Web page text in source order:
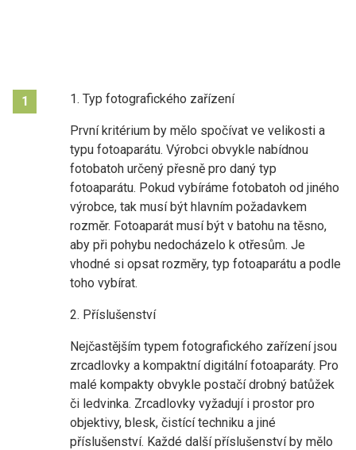
1 1. Typ fotografického zařízení
První kritérium by mělo spočívat ve velikosti a
typu fotoaparátu. Výrobci obvykle nabídnou
fotobatoh určený přesně pro daný typ
fotoaparátu. Pokud vybíráme fotobatoh od jiného
výrobce, tak musí být hlavním požadavkem
rozměr. Fotoaparát musí být v batohu na těsno,
aby při pohybu nedocházelo k otřesům. Je
vhodné si opsat rozměry, typ fotoaparátu a podle
toho vybírat.
2. Příslušenství
Nejčastějším typem fotografického zařízení jsou
zrcadlovky a kompaktní digitální fotoaparáty. Pro
malé kompakty obvykle postačí drobný batůžek
či ledvinka. Zrcadlovky vyžadují i prostor pro
objektivy, blesk, čistící techniku a jiné
příslušenství. Každé další příslušenství by mělo